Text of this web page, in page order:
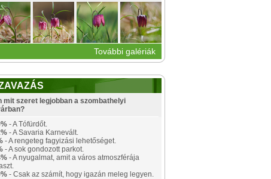
További galériák
mit szeret legjobban a szombathelyi
- A Tófürdőt.
- A Savaria Karnevált.
- A rengeteg fagyizási lehetőséget.
- A sok gondozott parkot.
- A nyugalmat, amit a város atmoszférája
- Csak az számít, hogy igazán meleg legyen.